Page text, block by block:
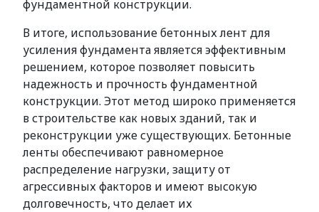
фундаментной конструкции.
В итоге, использование бетонных лент для
усиления фундамента является эффективным
решением, которое позволяет повысить
надежность и прочность фундаментной
конструкции. Этот метод широко применяется
в строительстве как новых зданий, так и
реконструкции уже существующих. Бетонные
ленты обеспечивают равномерное
распределение нагрузки, защиту от
агрессивных факторов и имеют высокую
долговечность, что делает их